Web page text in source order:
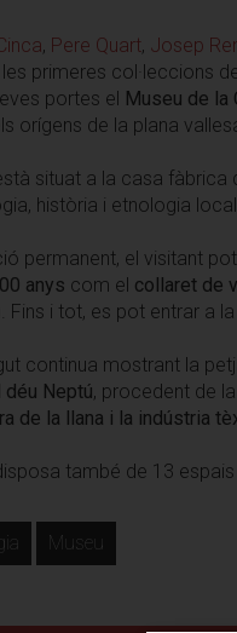
, Pere Quart, Josep
primeres col·leccions
portes el Museu de la
orígens de la plana
situat a la casa fàbrica
història i etnologia
permanent, el visitant
anys com el collaret de
Fins i tot, es pot entrar a
continua mostrant la
déu Neptú, procedent de
de la llana i la indústria
també de 13
Museu